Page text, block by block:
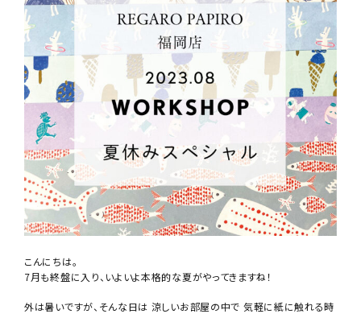
こんにちは。
7月も終盤に入り、いよいよ本格的な夏がやってきますね！
外は暑いですが、そんな日は 涼しいお部屋の中で 気軽に紙に触れる時